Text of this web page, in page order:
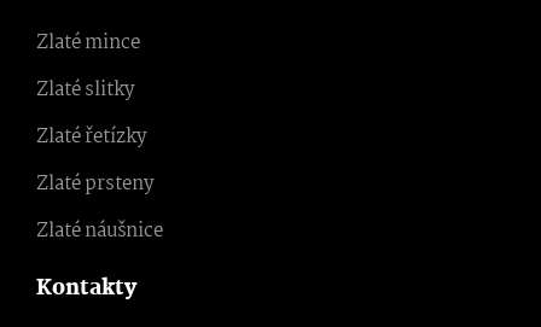
Zlaté mince
Zlaté slitky
Zlaté řetízky
Zlaté prsteny
Zlaté náušnice
Kontakty